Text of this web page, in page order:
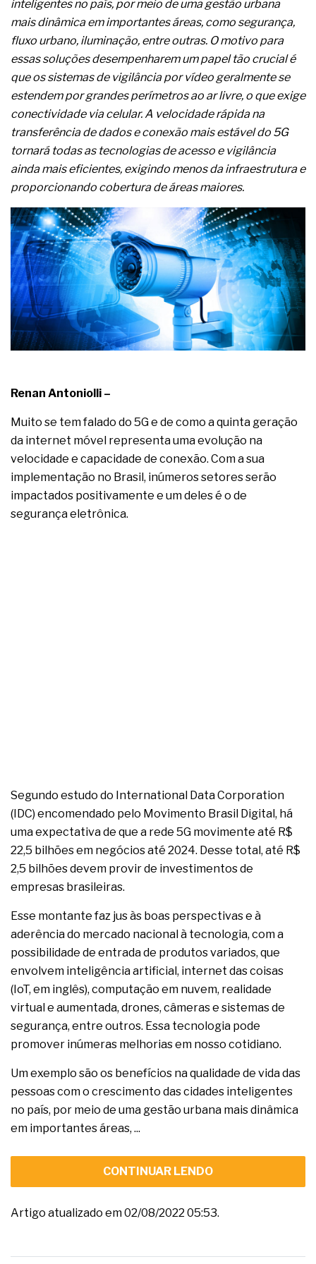
A prevenção clínica da coceira no ânus
Os sintomas clínicos do teratoma de ovário
O tratamento médico da síndrome da fadiga
As causas médicas da queda dos cabelos ou
calvície
Quando a gestão é o obstáculo para o resultado
positivo
Os procedimentos para a inspeção em estruturas
hidráulicas de concreto de obras
O movimento regular reduz em 19% o risco de
morte precoce e melhora o metabolismo
O desenvolvimento de indicadores nas atividades
O desenho industrial ganha espaço como
estratégia competitiva nas empresas
As variações dimensionais dos produtos de
materiais cimentícios com fibra de vidro
A próxima vantagem competitiva não está no
modelo de IA
A IA elevou a régua do comprador B2B e a venda
complexa ficou ainda mais humana
inteligentes no país, por meio de uma gestão urbana
mais dinâmica em importantes áreas, como segurança,
fluxo urbano, iluminação, entre outras. O motivo para
essas soluções desempenharem um papel tão crucial é
que os sistemas de vigilância por vídeo geralmente se
estendem por grandes perímetros ao ar livre, o que exige
conectividade via celular. A velocidade rápida na
transferência de dados e conexão mais estável do 5G
tornará todas as tecnologias de acesso e vigilância
ainda mais eficientes, exigindo menos da infraestrutura e
proporcionando cobertura de áreas maiores.
Renan Antoniolli –
Muito se tem falado do 5G e de como a quinta geração
da internet móvel representa uma evolução na
velocidade e capacidade de conexão. Com a sua
implementação no Brasil, inúmeros setores serão
impactados positivamente e um deles é o de
segurança eletrônica.
Segundo estudo do International Data Corporation
(IDC) encomendado pelo Movimento Brasil Digital, há
uma expectativa de que a rede 5G movimente até R$
22,5 bilhões em negócios até 2024. Desse total, até R$
2,5 bilhões devem provir de investimentos de
empresas brasileiras.
Esse montante faz jus às boas perspectivas e à
aderência do mercado nacional à tecnologia, com a
possibilidade de entrada de produtos variados, que
envolvem inteligência artificial, internet das coisas
(IoT, em inglês), computação em nuvem, realidade
virtual e aumentada, drones, câmeras e sistemas de
segurança, entre outros. Essa tecnologia pode
promover inúmeras melhorias em nosso cotidiano.
Um exemplo são os benefícios na qualidade de vida das
pessoas com o crescimento das cidades inteligentes
no país, por meio de uma gestão urbana mais dinâmica
em importantes áreas, ...
CONTINUAR LENDO
Artigo atualizado em 02/08/2022 05:53.